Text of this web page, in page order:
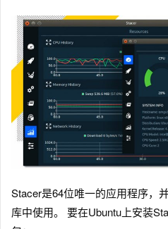
Stacer是64位唯一的应用程序，
库中使用。 要在Ubuntu上安装